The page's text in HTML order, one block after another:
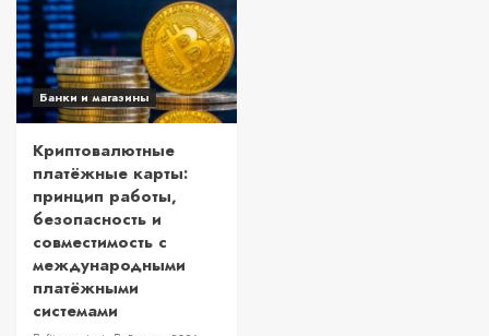
Банки и магазины
Криптовалютные
платёжные карты:
принцип работы,
безопасность и
совместимость с
международными
платёжными
системами